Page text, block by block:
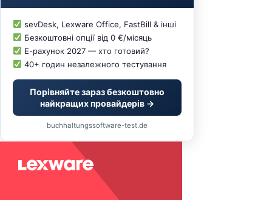
sevDesk, Lexware Office, FastBill & інші
Безкоштовні опції від 0 €/місяць
Е-рахунок 2027 — хто готовий?
40+ годин незалежного тестування
Порівняйте зараз безкоштовно
найкращих провайдерів →
buchhaltungssoftware-test.de